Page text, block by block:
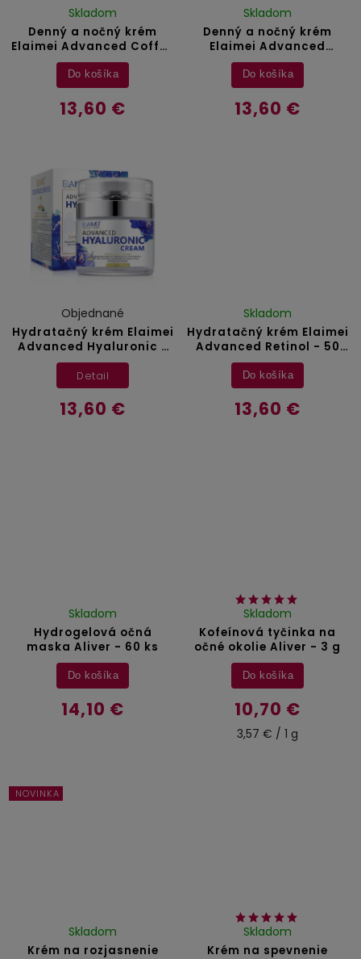
Denný a nočný krém
Elaimei Advanced Coffee
- 50 ml
Skladom
13,60 €
Do košíka
Denný a nočný krém
Elaimei Advanced
Vitamin C - 50 ml
Skladom
13,60 €
Do košíka
Hydratačný krém Elaimei
Advanced Hyaluronic -
50 ml
Objednané
13,60 €
Detail
Hydratačný krém Elaimei
Advanced Retinol - 50
ml
Skladom
13,60 €
Do košíka
Hydrogelová očná
maska Aliver - 60 ks
Skladom
14,10 €
Do košíka
Kofeínová tyčinka na
očné okolie Aliver - 3 g
Skladom
10,70 €
3,57 € / 1 g
Do košíka
NOVINKA
Krém na rozjasnenie
Skladom
Krém na spevnenie
Skladom